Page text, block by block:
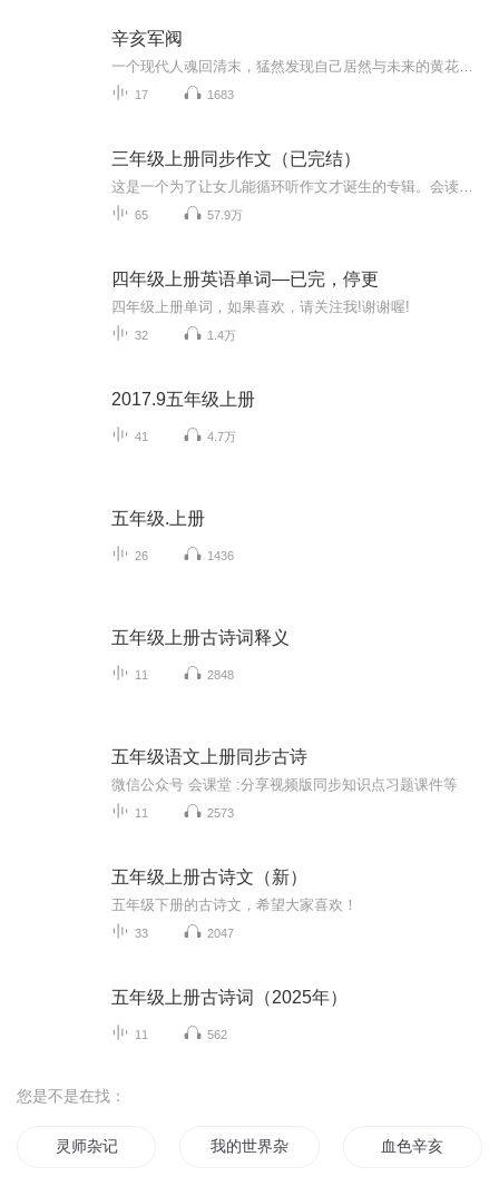
辛亥军阀
17 1683
三年级上册同步作文（已完结）
65 57.9万
四年级上册英语单词—已完，停更
四年级上册单词，如果喜欢，请关注我!谢谢喔!
32 1.4万
2017.9五年级上册
41 4.7万
五年级.上册
26 1436
五年级上册古诗词释义
11 2848
五年级语文上册同步古诗
微信公众号 会课堂 :分享视频版同步知识点习题课件等
11 2573
五年级上册古诗文（新）
五年级下册的古诗文，希望大家喜欢！
33 2047
五年级上册古诗词（2025年）
11 562
您是不是在找：
灵师杂记 我的世界杂记 血色辛亥